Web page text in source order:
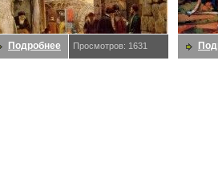
Подробнее Просмотров: 1631